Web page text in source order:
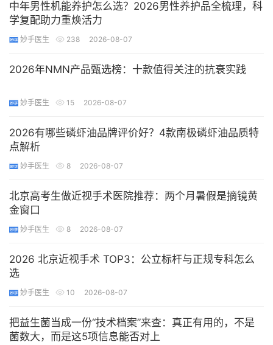
中年男性机能养护怎么选？2026男性养护品全梳理，科
学复配助力重焕活力
妙手医生 238 2026-08-07
2026年NMN产品甄选榜：十款值得关注的抗衰实践
妙手医生 15 2026-08-07
2026有哪些磷虾油品牌评价好？4款南极磷虾油品质特
点解析
妙手医生 8 2026-08-07
北京高考生做近视手术医院推荐：两个月暑假是摘镜黄
金窗口
妙手医生 8 2026-08-07
2026 北京近视手术 TOP3：公立标杆与正规专科怎么
选
妙手医生 10 2026-08-07
把益生菌当成一份“技术档案”来查：真正有用的，不是
菌数大，而是这5项信息能否对上